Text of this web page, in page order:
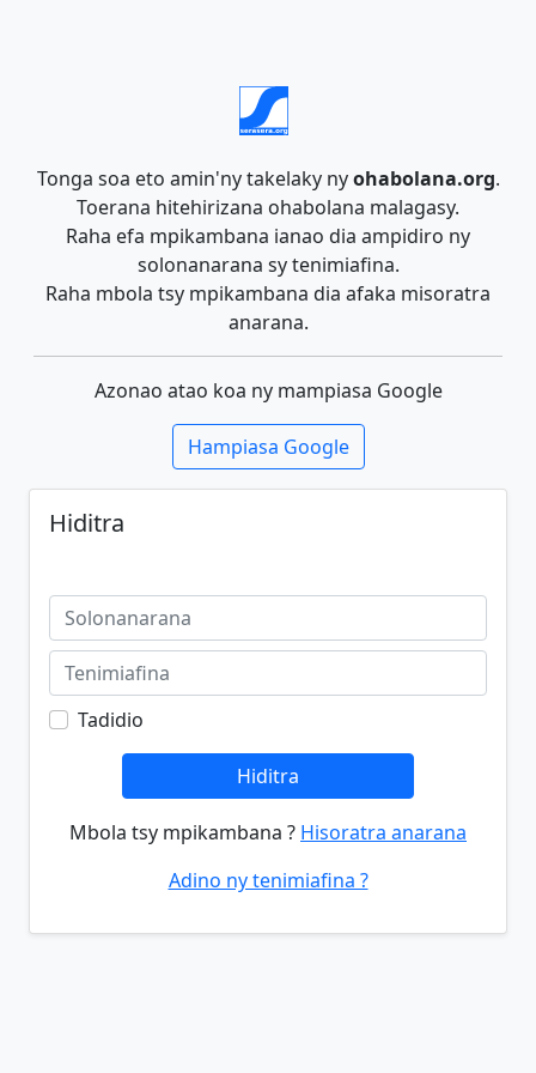
Tonga soa eto amin'ny takelaky nyohabolana.org.
Toerana hitehirizana ohabolana malagasy.
Raha efa mpikambana ianao dia ampidiro ny
solonanarana sy tenimiafina.
Raha mbola tsy mpikambana dia afaka misoratra
anarana.
Azonao atao koa ny mampiasa Google
Hampiasa Google
Hiditra
Tadidio
Hiditra
Mbola tsy mpikambana ? Hisoratra anarana
Adino ny tenimiafina ?